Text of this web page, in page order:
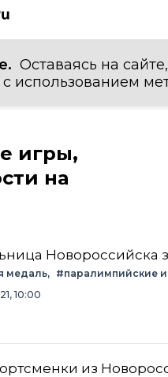
Оставаясь на
использованием
игры,
на
Новороссийска
медаль #паралимпийские
10:00
из